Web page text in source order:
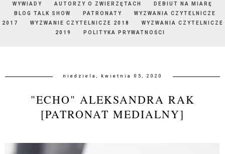
WYWIADY
AUTORZY O ZWIERZĘTACH
DEBIUT NA MIARĘ
BLOG TALK SHOW
PATRONATY
WYZWANIA CZYTELNICZE
2017
WYZWANIE CZYTELNICZE 2018
WYZWANIA CZYTELNICZE
2019
POLITYKA PRYWATNOŚCI
niedziela, kwietnia 05, 2020
"ECHO" ALEKSANDRA RAK
[PATRONAT MEDIALNY]